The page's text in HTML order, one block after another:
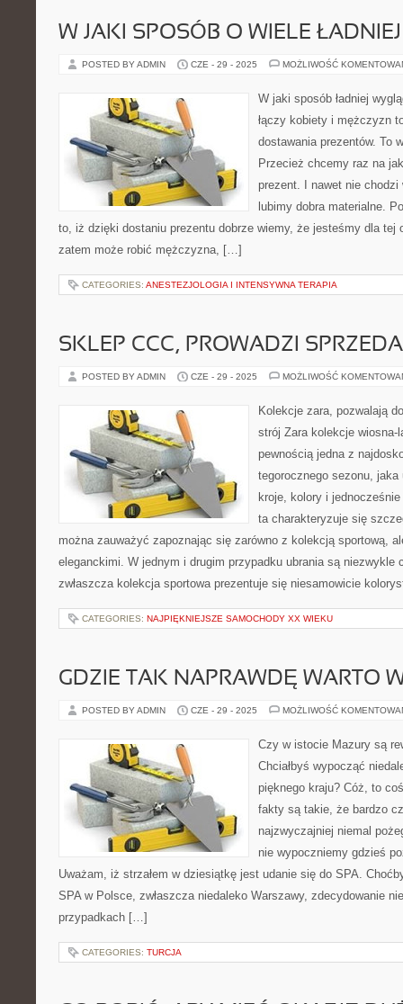
W JAKI SPOSÓB O WIELE
POSTED BY ADMIN CZE - 29 - 2025 MOŻLIWOŚĆ
W jaki sposób ładniej
łączy kobiety i mężczyzn
dostawania prezentów. To
Przecież chcemy raz na
prezent. I nawet nie
lubimy dobra materialne.
to, iż dzięki dostaniu prezentu dobrze wiemy, że jesteśmy dla tej
zatem może robić mężczyzna, […]
CATEGORIES: ANESTEZJOLOGIA I INTENSYWNA TERAPIA
SKLEP CCC, PROWADZI
POSTED BY ADMIN CZE - 29 - 2025 MOŻLIWOŚĆ
Kolekcje zara, pozwalają
strój Zara kolekcje wiosna-
pewnością jedna z
tegorocznego sezonu,
kroje, kolory i
ta charakteryzuje się
można zauważyć zapoznając się zarówno z kolekcją sportową,
eleganckimi. W jednym i drugim przypadku ubrania są niezwykle
zwłaszcza kolekcja sportowa prezentuje się niesamowicie
CATEGORIES: NAJPIĘKNIEJSZE SAMOCHODY XX WIEKU
GDZIE TAK NAPRAWDĘ WARTO
POSTED BY ADMIN CZE - 29 - 2025 MOŻLIWOŚĆ
Czy w istocie Mazury są
Chciałbyś wypocząć
pięknego kraju? Cóż, to
fakty są takie, że bardzo
najzwyczajniej niemal
nie wypoczniemy gdzieś
Uważam, iż strzałem w dziesiątkę jest udanie się do SPA.
SPA w Polsce, zwłaszcza niedaleko Warszawy, zdecydowanie
przypadkach […]
CATEGORIES: TURCJA